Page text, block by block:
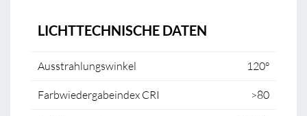
LICHTTECHNISCHE DATEN
Ausstrahlungswinkel 120°
Farbwiedergabeindex CRI >80